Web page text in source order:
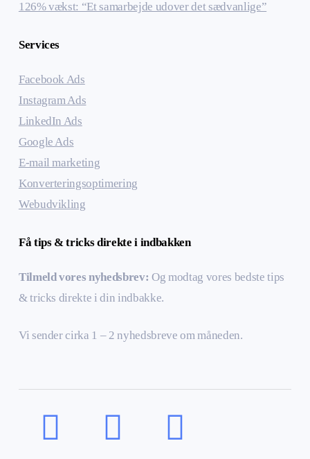
126% vækst: “Et samarbejde udover det sædvanlige”
Services
Facebook Ads
Instagram Ads
LinkedIn Ads
Google Ads
E-mail marketing
Konverteringsoptimering
Webudvikling
Få tips & tricks direkte i indbakken
Tilmeld vores nyhedsbrev:Og modtag vores bedste tips
& tricks direkte i din indbakke.
Vi sender cirka 1 – 2 nyhedsbreve om måneden.